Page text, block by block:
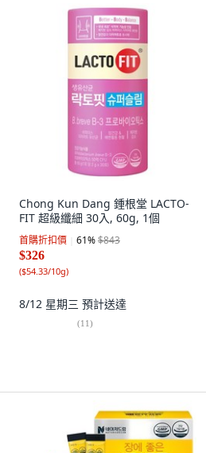
Chong Kun Dang 鍾根堂 LACTO-
FIT 超級纖細 30入, 60g, 1個
首購折扣價 61%$843
$326
($54.33/10g)
8/12 星期三 預計送達
(11)